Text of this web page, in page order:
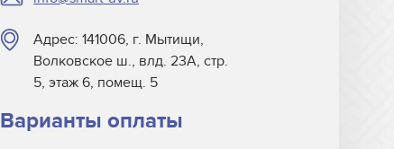
Адрес: 141006, г. Мытищи,
Волковское ш., влд. 23А, стр.
5, этаж 6, помещ. 5
Варианты оплаты